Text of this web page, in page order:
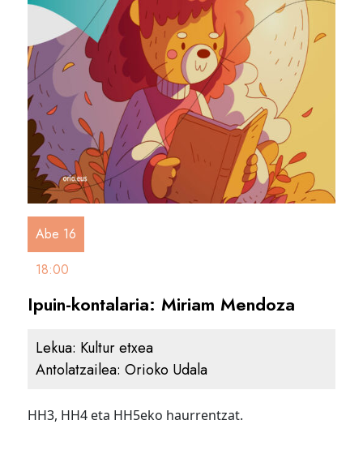
Abe 16
18:00
Ipuin-kontalaria: Miriam Mendoza
Lekua: Kultur etxea
Antolatzailea:Orioko Udala
HH3, HH4 eta HH5eko haurrentzat.